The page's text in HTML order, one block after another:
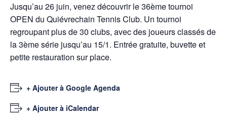
Jusqu’au 26 juin, venez découvrir le 36ème tournoi
OPEN du Quiévrechain Tennis Club. Un tournoi
regroupant plus de 30 clubs, avec des joueurs classés de
la 3ème série jusqu’au 15/1. Entrée gratuite, buvette et
petite restauration sur place.
+ Ajouter à Google Agenda
+ Ajouter à iCalendar